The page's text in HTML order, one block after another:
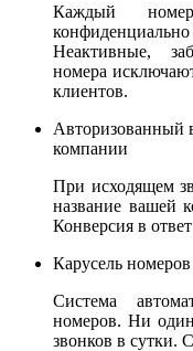
Каждый
Неактивные,
номера
клиентов.
Авторизованный
компании
При исходящем
название вашей
Конверсия в
Карусель
Система
номеров. Ни
звонков в сутки.